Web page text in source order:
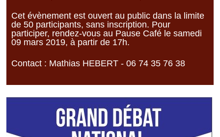
Cet évènement est ouvert au public dans la limite
de 50 participants, sans inscription. Pour
participer, rendez-vous au Pause Café le samedi
09 mars 2019, à partir de 17h.
Contact : Mathias HEBERT - 06 74 35 76 38